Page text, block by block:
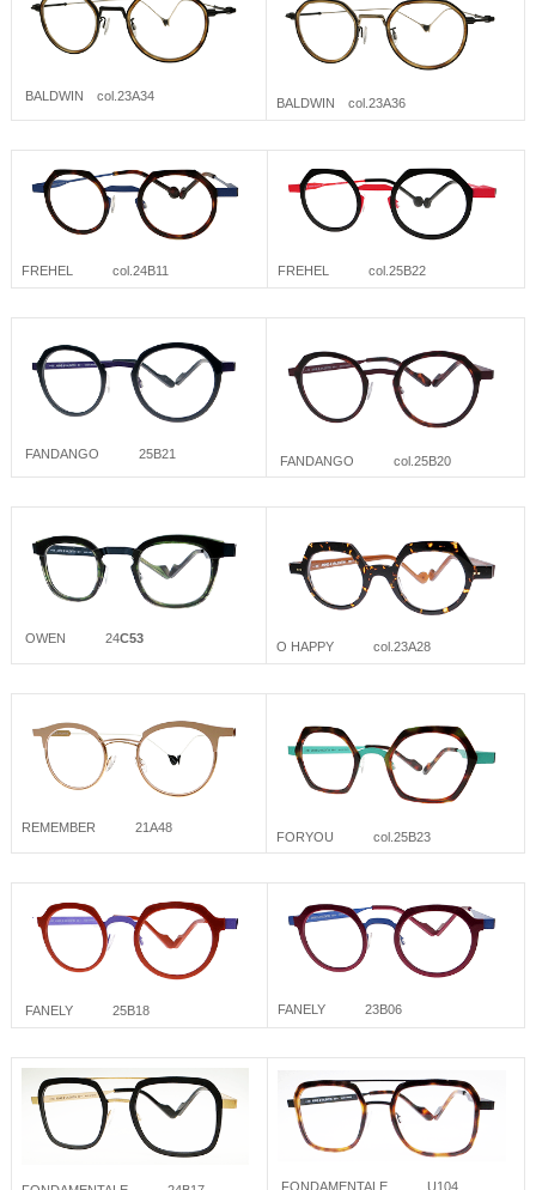
BALDWIN col.23A34
BALDWIN col.23A36
FREHEL col.24B11 FREHEL col.25B22
FANDANGO 25B21
FANDANGO col.25B20
OWEN 24C53
O HAPPY col.23A28
REMEMBER 21A48
FORYOU col.25B23
FANELY 25B18 FANELY 23B06
FONDAMENTALE U104